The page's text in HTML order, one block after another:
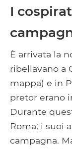
I
È arrivata la
ribellavano a
mappa) e in
pretor erano
Durante
Roma; i suoi
campagna.